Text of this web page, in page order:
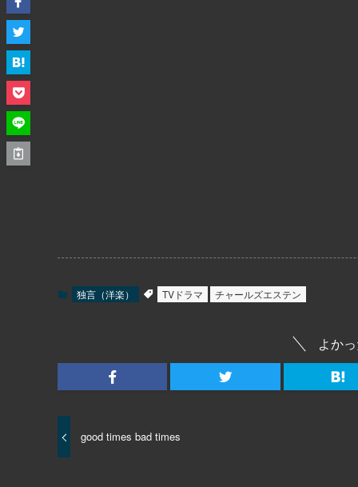
独言（洋楽） TVドラマ チャールズエステン
よか
good times bad times